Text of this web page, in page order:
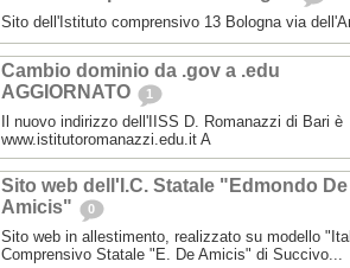
Sito dell'Istituto comprensivo 13 Bologna via
Cambio dominio da .gov a .edu
AGGIORNATO
1
Il nuovo indirizzo dell'IISS D. Romanazzi di Bari è
www.istitutoromanazzi.edu.it A
Sito web dell'I.C. Statale "Edmondo De
Amicis"
0
Sito web in allestimento, realizzato su modello
Comprensivo Statale "E. De Amicis" di Succivo...